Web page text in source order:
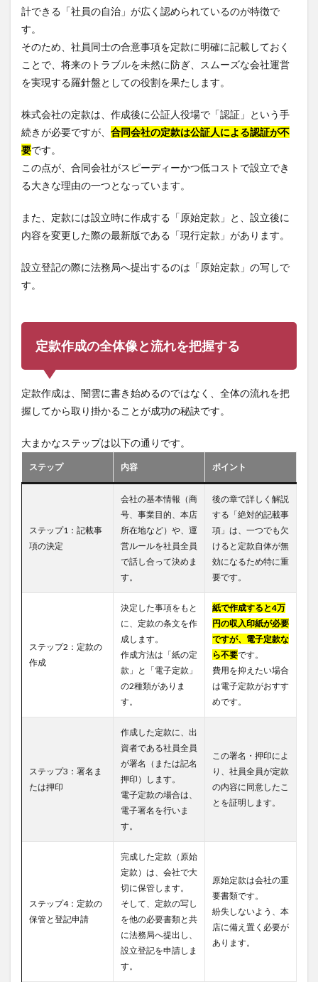
計できる「社員の自治」が広く認められているのが特徴で
す。
そのため、社員同士の合意事項を定款に明確に記載しておく
ことで、将来のトラブルを未然に防ぎ、スムーズな会社運営
を実現する羅針盤としての役割を果たします。
株式会社の定款は、作成後に公証人役場で「認証」という手
続きが必要ですが、 合同会社の定款は公証人による認証が不
要です。
この点が、合同会社がスピーディーかつ低コストで設立でき
る大きな理由の一つとなっています。
また、定款には設立時に作成する「原始定款」と、設立後に
内容を変更した際の最新版である「現行定款」があります。
設立登記の際に法務局へ提出するのは「原始定款」の写しで
す。
定款作成の全体像と流れを把握する
定款作成は、闇雲に書き始めるのではなく、全体の流れを把
握してから取り掛かることが成功の秘訣です。
大まかなステップは以下の通りです。
ステップ 内容 ポイント
ステップ1：記載事
項の決定
会社の基本情報（商
号、事業目的、本店
所在地など）や、運
営ルールを社員全員
で話し合って決めま
す。
後の章で詳しく解説
する「絶対的記載事
項」は、一つでも欠
けると定款自体が無
効になるため特に重
要です。
ステップ2：定款の
作成
決定した事項をもと
に、定款の条文を作
成します。
作成方法は「紙の定
款」と「電子定款」
の2種類がありま
す。
紙で作成すると4万
円の収入印紙が必要
ですが、電子定款な
ら不要です。
費用を抑えたい場合
は電子定款がおすす
めです。
ステップ3：署名ま
たは押印
作成した定款に、出
資者である社員全員
が署名（または記名
押印）します。
電子定款の場合は、
電子署名を行いま
す。
この署名・押印によ
り、社員全員が定款
の内容に同意したこ
とを証明します。
ステップ4：定款の
保管と登記申請
完成した定款（原始
定款）は、会社で大
切に保管します。
そして、定款の写し
を他の必要書類と共
に法務局へ提出し、
設立登記を申請しま
す。
原始定款は会社の重
要書類です。
紛失しないよう、本
店に備え置く必要が
あります。